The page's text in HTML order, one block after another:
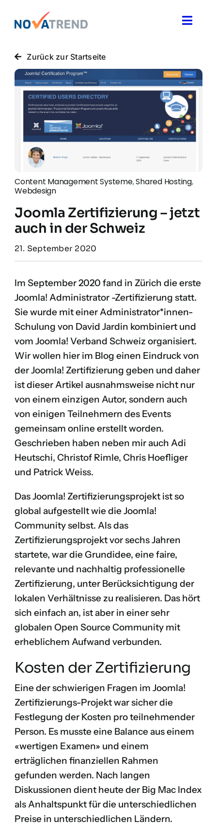
Inhalt
springen
Toggle
Blog
Novatrend News
Themen & Ideen
Über uns
Zurück zur Startseite
Content Management Systeme,Shared Hosting,
Webdesign
Joomla Zertifizierung – jetzt
auch in der Schweiz
21. September 2020
Im September 2020 fand in Zürich die erste
Joomla! Administrator -Zertifizierung statt.
Sie wurde mit einer Administrator*innen-
Schulung von David Jardin kombiniert und
vom Joomla! Verband Schweiz organisiert.
Wir wollen hier im Blog einen Eindruck von
der Joomla! Zertifizierung geben und daher
ist dieser Artikel ausnahmsweise nicht nur
von einem einzigen Autor, sondern auch
von einigen Teilnehmern des Events
gemeinsam online erstellt worden.
Geschrieben haben neben mir auch Adi
Heutschi, Christof Rimle, Chris Hoefliger
und Patrick Weiss.
Das Joomla! Zertifizierungsprojekt ist so
global aufgestellt wie die Joomla!
Community selbst. Als das
Zertifizierungsprojekt vor sechs Jahren
startete, war die Grundidee, eine faire,
relevante und nachhaltig professionelle
Zertifizierung, unter Berücksichtigung der
lokalen Verhältnisse zu realisieren. Das hört
sich einfach an, ist aber in einer sehr
globalen Open Source Community mit
erheblichem Aufwand verbunden.
Kosten der Zertifizierung
Eine der schwierigen Fragen im Joomla!
Zertifizierungs-Projekt war sicher die
Festlegung der Kosten pro teilnehmender
Person. Es musste eine Balance aus einem
«wertigen Examen» und einem
erträglichen finanziellen Rahmen
gefunden werden. Nach langen
Diskussionen dient heute der Big Mac Index
als Anhaltspunkt für die unterschiedlichen
Preise in unterschiedlichen Ländern.